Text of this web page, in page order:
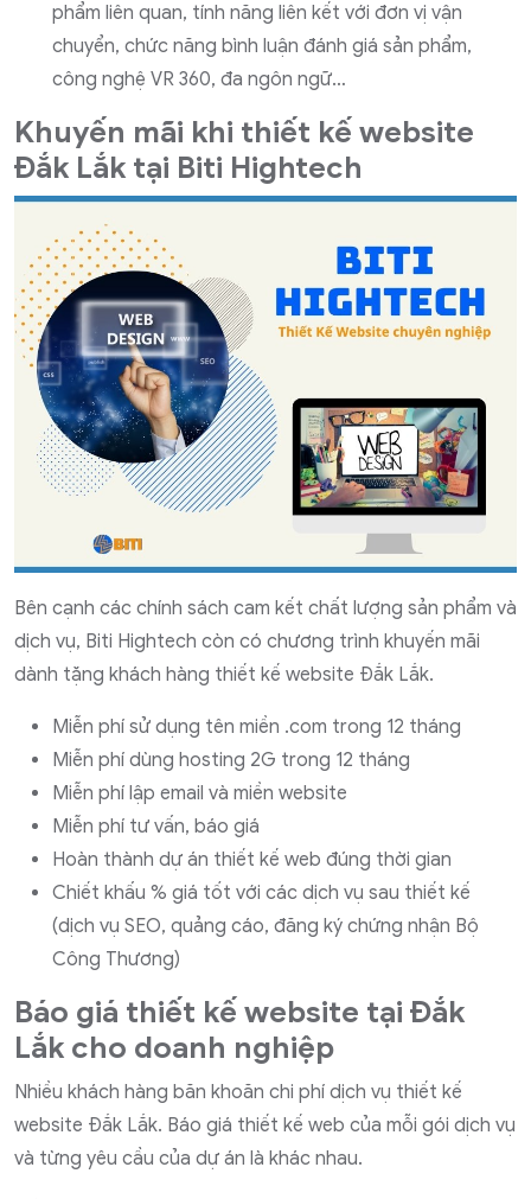
phẩm liên quan, tính năng liên kết với đơn vị vận
chuyển, chức năng bình luận đánh giá sản phẩm,
công nghệ VR 360, đa ngôn ngữ…
Khuyến mãi khi thiết kế website
Đắk Lắk tại Biti Hightech
Bên cạnh các chính sách cam kết chất lượng sản phẩm và
dịch vụ, Biti Hightech còn có chương trình khuyến mãi
dành tặng khách hàng thiết kế website Đắk Lắk.
Miễn phí sử dụng tên miền .com trong 12 tháng
Miễn phí dùng hosting 2G trong 12 tháng
Miễn phí lập email và miền website
Miễn phí tư vấn, báo giá
Hoàn thành dự án thiết kế web đúng thời gian
Chiết khấu % giá tốt với các dịch vụ sau thiết kế
(dịch vụ SEO, quảng cáo, đăng ký chứng nhận Bộ
Công Thương)
Báo giá thiết kế website tại Đắk
Lắk cho doanh nghiệp
Nhiều khách hàng băn khoăn chi phí dịch vụ thiết kế
website Đắk Lắk. Báo giá thiết kế web của mỗi gói dịch vụ
và từng yêu cầu của dự án là khác nhau.